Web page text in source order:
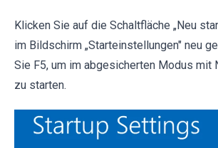
Klicken Sie auf die Schaltfläche „Neu
im Bildschirm „Starteinstellungen" neu
Sie F5, um im abgesicherten Modus mit
zu starten.